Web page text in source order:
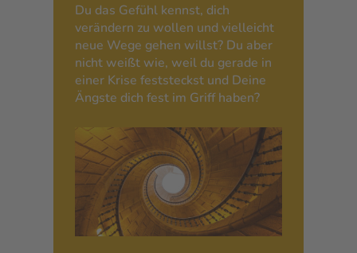
Du das Gefühl kennst, dich
verändern zu wollen und vielleicht
neue Wege gehen willst? Du aber
nicht weißt wie, weil du gerade in
einer Krise feststeckst und Deine
Ängste dich fest im Griff haben?